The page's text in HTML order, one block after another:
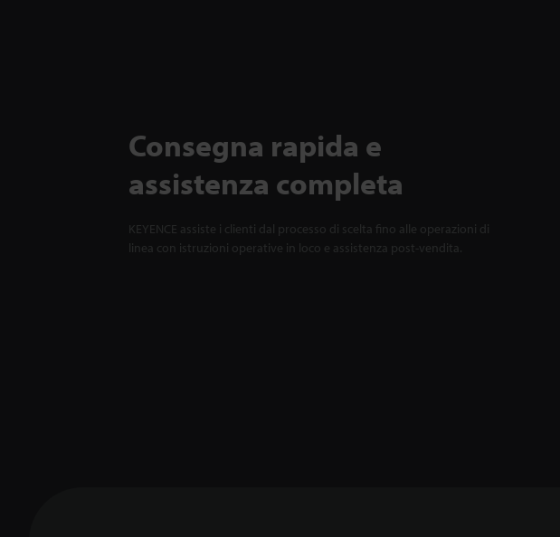
Consegna rapida e
assistenza completa
KEYENCE assiste i clienti dal processo di scelta fino alle operazioni di
linea con istruzioni operative in loco e assistenza post-vendita.